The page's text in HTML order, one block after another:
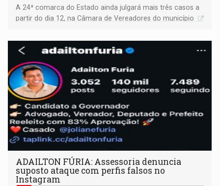
A 24ª comarca do Estado ainda julgará mais três casos a
partir do dia 12, na Câmara de Vereadores do município
ADAILTON FÚRIA: Assessoria denuncia
suposto ataque com perfis falsos no
Instagram